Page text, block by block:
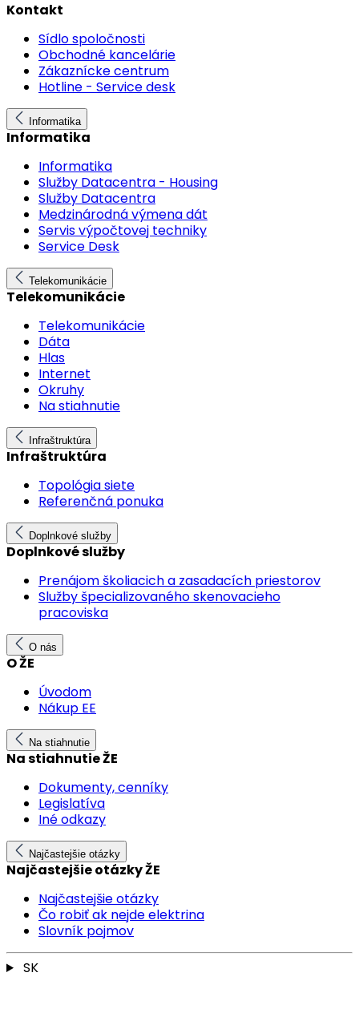
Kontakt
Sídlo spoločnosti
Obchodné kancelárie
Zákaznícke centrum
Hotline - Service desk
Informatika
Informatika
Informatika
Služby Datacentra - Housing
Služby Datacentra
Medzinárodná výmena dát
Servis výpočtovej techniky
Service Desk
Telekomunikácie
Telekomunikácie
Telekomunikácie
Dáta
Hlas
Internet
Okruhy
Na stiahnutie
Infraštruktúra
Infraštruktúra
Topológia siete
Referenčná ponuka
Doplnkové služby
Doplnkové služby
Prenájom školiacich a zasadacích priestorov
Služby špecializovaného skenovacieho
pracoviska
O nás
O ŽE
Úvodom
Nákup EE
Na stiahnutie
Na stiahnutie ŽE
Dokumenty, cenníky
Legislatíva
Iné odkazy
Najčastejšie otázky
Najčastejšie otázky ŽE
Najčastejšie otázky
Čo robiť ak nejde elektrina
Slovník pojmov
SK